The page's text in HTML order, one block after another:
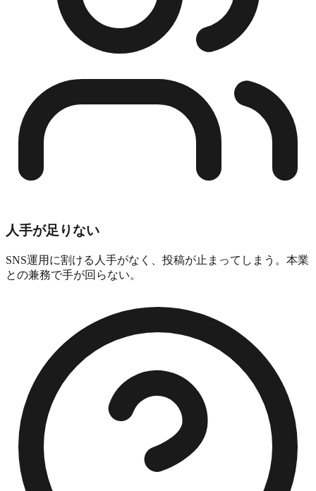
人手が足りない
SNS運用に割ける人手がなく、投稿が止まってしまう。本業
との兼務で手が回らない。